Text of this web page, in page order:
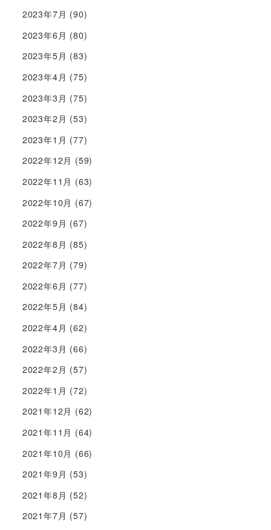
2023年7月 (90)
2023年6月 (80)
2023年5月 (83)
2023年4月 (75)
2023年3月 (75)
2023年2月 (53)
2023年1月 (77)
2022年12月 (59)
2022年11月 (63)
2022年10月 (67)
2022年9月 (67)
2022年8月 (85)
2022年7月 (79)
2022年6月 (77)
2022年5月 (84)
2022年4月 (62)
2022年3月 (66)
2022年2月 (57)
2022年1月 (72)
2021年12月 (62)
2021年11月 (64)
2021年10月 (66)
2021年9月 (53)
2021年8月 (52)
2021年7月 (57)